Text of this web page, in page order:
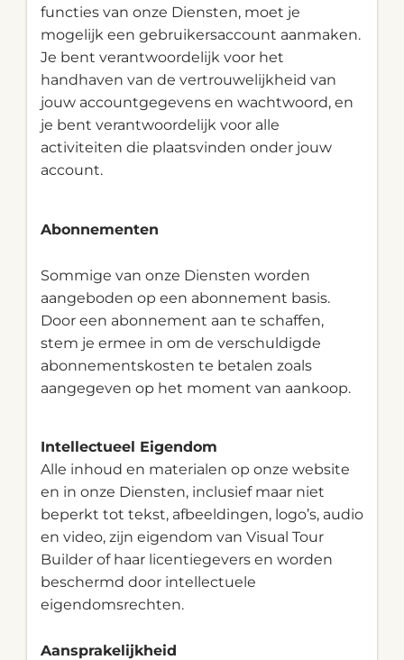
functies van onze Diensten, moet je
mogelijk een gebruikersaccount aanmaken.
Je bent verantwoordelijk voor het
handhaven van de vertrouwelijkheid van
jouw accountgegevens en wachtwoord, en
je bent verantwoordelijk voor alle
activiteiten die plaatsvinden onder jouw
account.
Abonnementen
Sommige van onze Diensten worden
aangeboden op een abonnement basis.
Door een abonnement aan te schaffen,
stem je ermee in om de verschuldigde
abonnementskosten te betalen zoals
aangegeven op het moment van aankoop.
Intellectueel Eigendom
Alle inhoud en materialen op onze website
en in onze Diensten, inclusief maar niet
beperkt tot tekst, afbeeldingen, logo’s, audio
en video, zijn eigendom van Visual Tour
Builder of haar licentiegevers en worden
beschermd door intellectuele
eigendomsrechten.
Aansprakelijkheid